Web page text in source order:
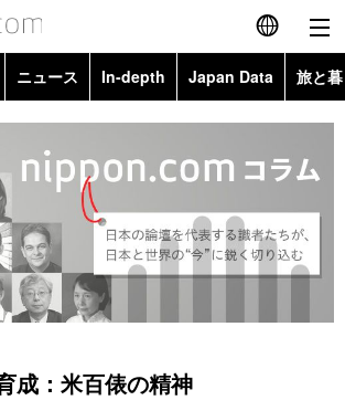
English
Français
ニュース In-depth Japan Data 旅と
Topics
Images
People
成：米百俵の精神